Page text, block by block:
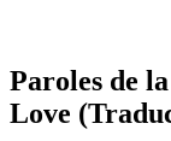
Paroles de
Love